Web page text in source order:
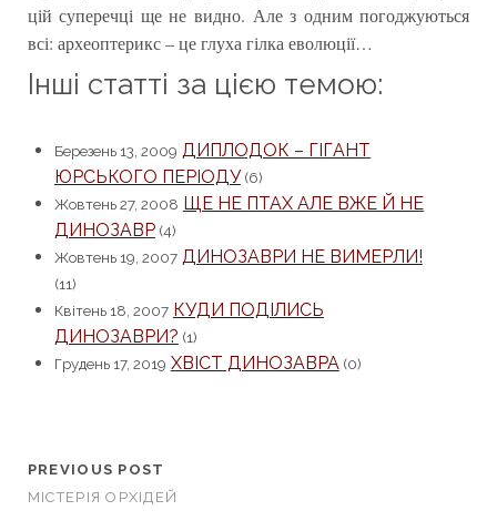
цій суперечці ще не видно. Але з одним погоджуються
всі: археоптерикс – це глуха гілка еволюції…
Інші статті за цією темою:
Березень 13, 2009 ДИПЛОДОК – ГІГАНТ
ЮРСЬКОГО ПЕРІОДУ(6)
Жовтень 27, 2008 ЩЕ НЕ ПТАХ АЛЕ ВЖЕ Й НЕ
ДИНОЗАВР(4)
Жовтень 19, 2007 ДИНОЗАВРИ НЕ ВИМЕРЛИ!
(11)
Квітень 18, 2007 КУДИ ПОДІЛИСЬ
ДИНОЗАВРИ? (1)
Грудень 17, 2019 ХВІСТ ДИНОЗАВРА (0)
PREVIOUS POST
МІСТЕРІЯ ОРХІДЕЙ